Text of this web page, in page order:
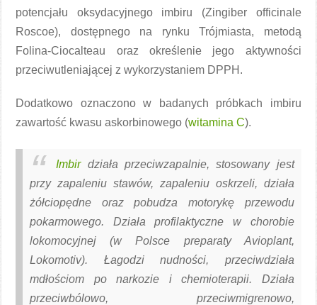
potencjału oksydacyjnego imbiru (Zingiber officinale
Roscoe), dostępnego na rynku Trójmiasta, metodą
Folina-Ciocalteau oraz określenie jego aktywności
przeciwutleniającej z wykorzystaniem DPPH.
Dodatkowo oznaczono w badanych próbkach imbiru
zawartość kwasu askorbinowego (witamina C).
Imbirdziała przeciwzapalnie, stosowany jest
przy zapaleniu stawów, zapaleniu oskrzeli, działa
żółciopędne oraz pobudza motorykę przewodu
pokarmowego. Działa profilaktyczne w chorobie
lokomocyjnej (w Polsce preparaty Avioplant,
Lokomotiv). Łagodzi nudności, przeciwdziała
mdłościom po narkozie i chemioterapii. Działa
przeciwbólowo, przeciwmigrenowo,